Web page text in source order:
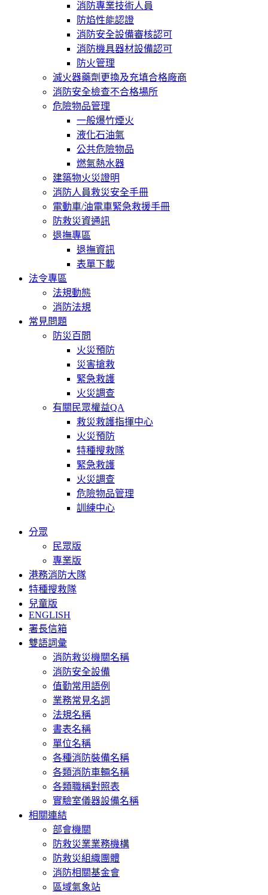
消防專業技術人員
防焰性能認證
消防安全設備審核認可
消防機具器材設備認可
防火管理
滅火器藥劑更換及充填合格廠商
消防安全檢查不合格場所
危險物品管理
一般爆竹煙火
液化石油氣
公共危險物品
燃氣熱水器
建築物火災證明
消防人員救災安全手冊
電動車/油電車緊急救援手冊
防救災資通訊
退撫專區
退撫資訊
表單下載
法令專區
法規動態
消防法規
常見問題
防災百問
火災預防
災害搶救
緊急救護
火災調查
有關民眾權益QA
救災救護指揮中心
火災預防
特種搜救隊
緊急救護
火災調查
危險物品管理
訓練中心
分眾
民眾版
專業版
港務消防大隊
特種搜救隊
兒童版
ENGLISH
署長信箱
雙語詞彙
消防救災機關名稱
消防安全設備
值勤常用語例
業務常見名詞
法規名稱
書表名稱
單位名稱
各種消防裝備名稱
各類消防車輛名稱
各類職稱對照表
實驗室儀器設備名稱
相關連結
部會機關
防救災業業務機構
防救災組織團體
消防相關基金會
區域氣象站